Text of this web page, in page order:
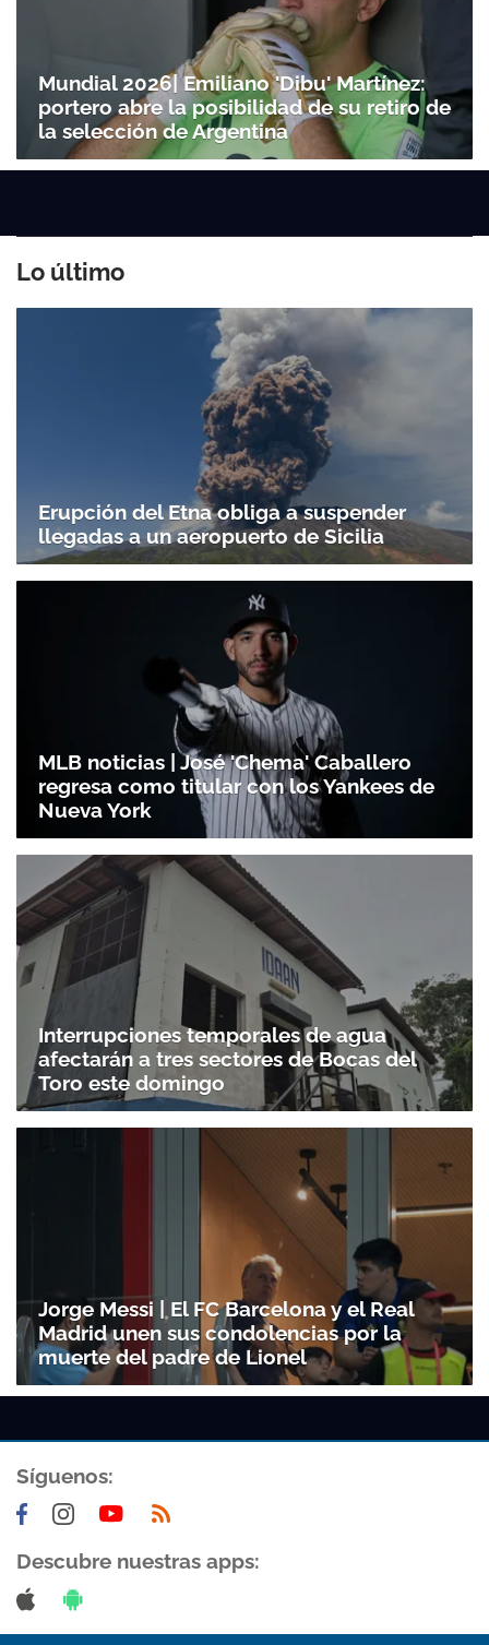
Mundial 2026| Emiliano 'Dibu' Martínez:
portero abre la posibilidad de su retiro de
la selección de Argentina
Lo último
Erupción del Etna obliga a suspender
llegadas a un aeropuerto de Sicilia
MLB noticias | José 'Chema' Caballero
regresa como titular con los Yankees de
Nueva York
Interrupciones temporales de agua
afectarán a tres sectores de Bocas del
Toro este domingo
Jorge Messi | El FC Barcelona y el Real
Madrid unen sus condolencias por la
muerte del padre de Lionel
Síguenos:
Descubre nuestras apps: